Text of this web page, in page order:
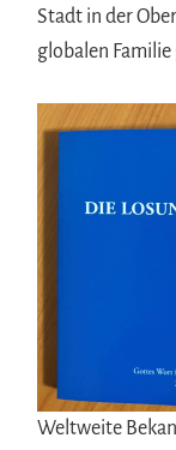
Stadt in der
globalen
Weltweite